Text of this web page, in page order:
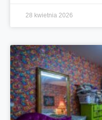
28 kwietnia 2026